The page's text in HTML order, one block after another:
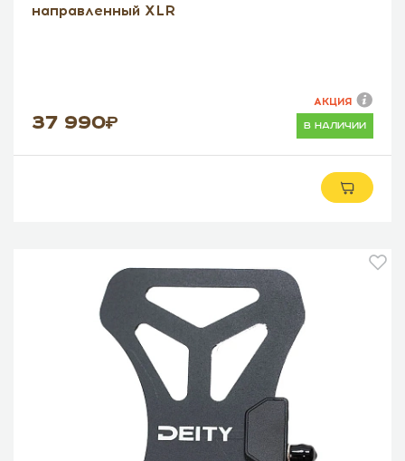
направленный XLR
37 990 в наличии
АКЦИЯ